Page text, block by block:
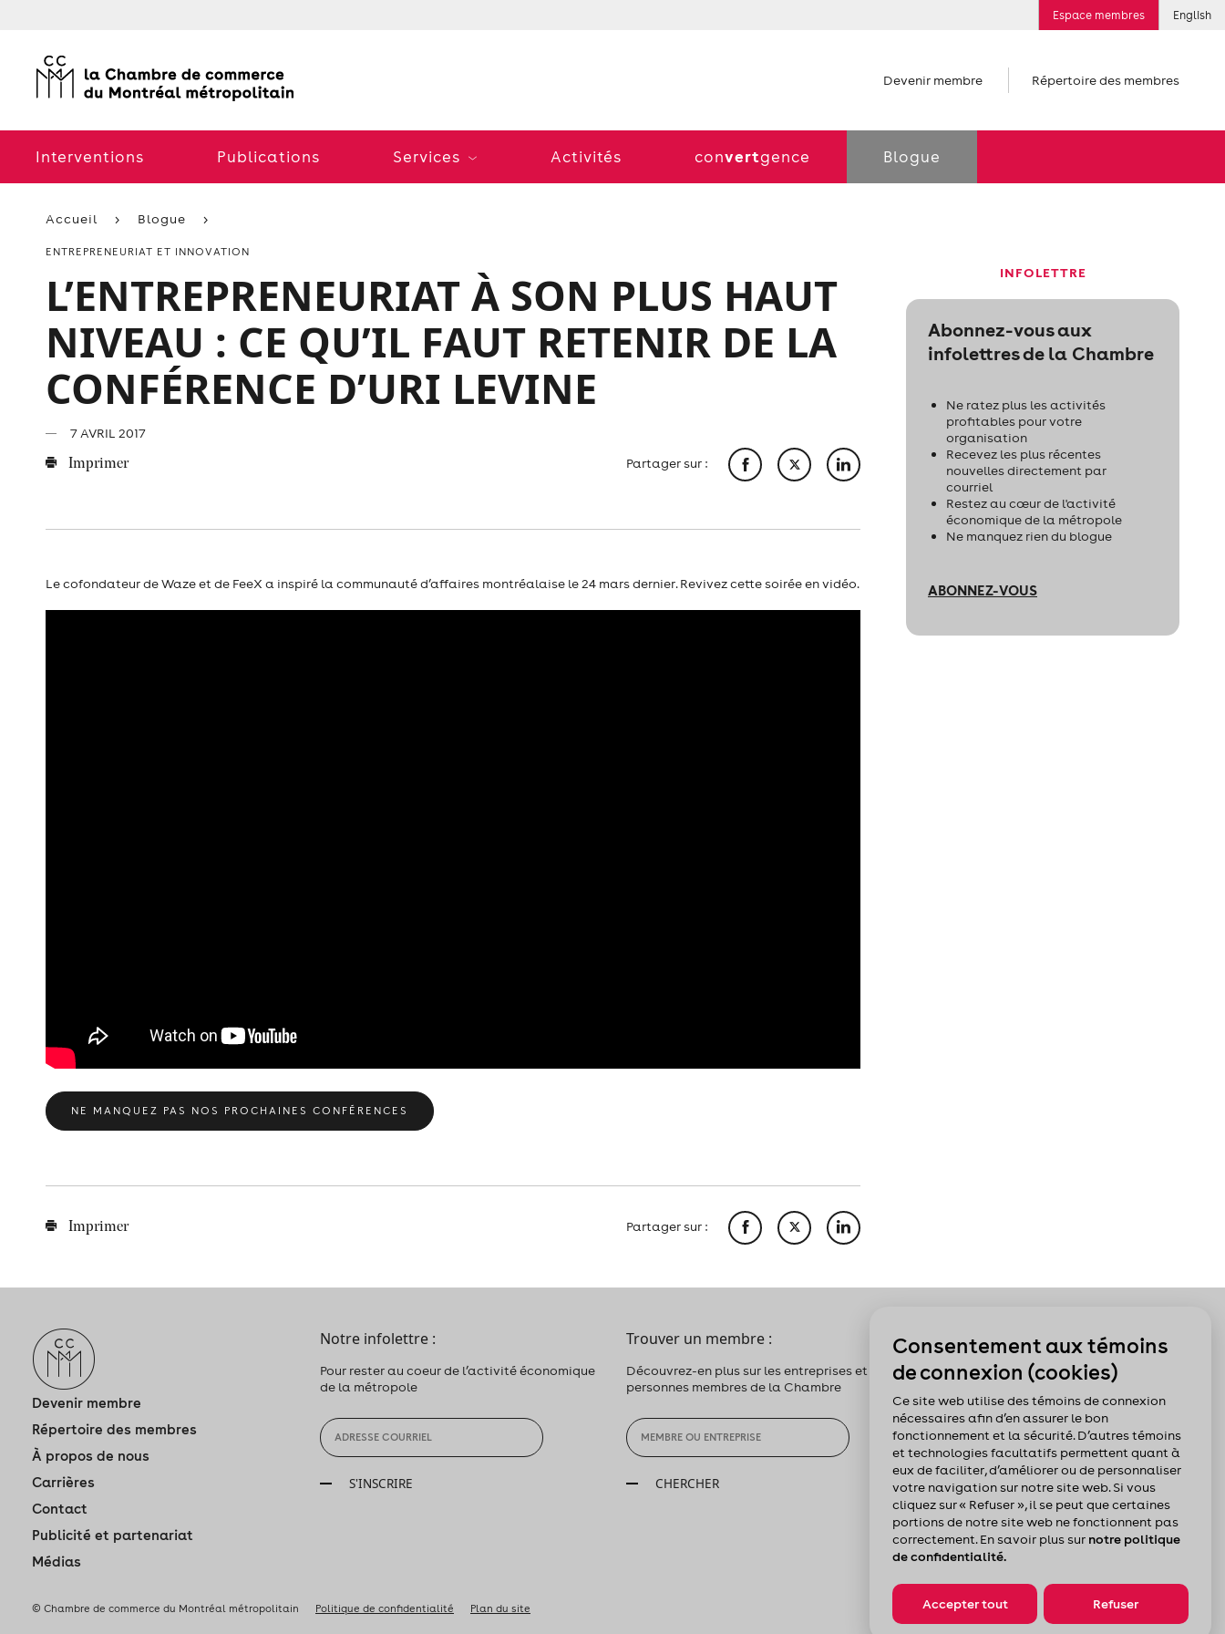
Espace membres English
Devenir membre Répertoire des membres
Interventions Publications Services Activités convertgence Blogue
Accueil Blogue
INFOLETTRE
Abonnez-vous aux
infolettres de la Chambre
Ne ratez plus les activités
profitables pour votre
organisation
Recevez les plus récentes
nouvelles directement par
courriel
Restez au cœur de l'activité
économique de la métropole
Ne manquez rien du blogue
ABONNEZ-VOUS
ENTREPRENEURIAT ET INNOVATION
L’ENTREPRENEURIAT À SON PLUS HAUT
NIVEAU : CE QU’IL FAUT RETENIR DE LA
CONFÉRENCE D’URI LEVINE
7 AVRIL 2017
Imprimer Partager sur :
Le cofondateur de Waze et de FeeX a inspiré la communauté d’affaires montréalaise le 24 mars dernier. Revivez cette soirée en vidéo.
NE MANQUEZ PAS NOS PROCHAINES CONFÉRENCES
Imprimer Partager sur :
Devenir membre
Répertoire des membres
À propos de nous
Carrières
Contact
Publicité et partenariat
Médias
Notre infolettre :
Pour rester au coeur de l’activité économique
de la métropole
S'INSCRIRE
Trouver un membre :
Découvrez-en plus sur les entreprises et les
personnes membres de la Chambre
CHERCHER
Pour nous suivre :
© Chambre de commerce du Montréal métropolitain Politique de confidentialité Plan du site
Consentement aux témoins
de connexion (cookies)
Ce site web utilise des témoins de connexion
nécessaires afin d’en assurer le bon
fonctionnement et la sécurité. D’autres témoins
et technologies facultatifs permettent quant à
eux de faciliter, d’améliorer ou de personnaliser
votre navigation sur notre site web. Si vous
cliquez sur « Refuser », il se peut que certaines
portions de notre site web ne fonctionnent pas
correctement. En savoir plus sur notre politique
de confidentialité.
Accepter tout Refuser